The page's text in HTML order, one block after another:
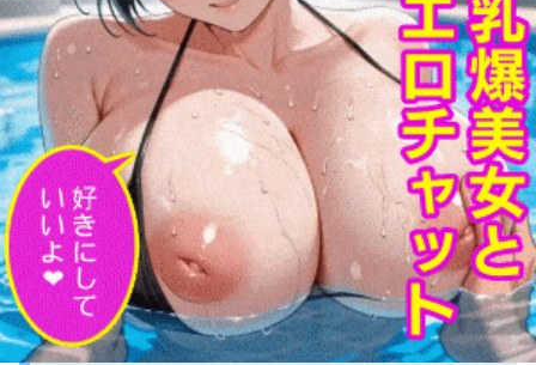
出してるか？
三好佑香の［広告なし・高画質・高精細］無修
正・モザイク破壊流出動画が見たい！
三好佑香って誰？三好佑香のプロフィー
ル